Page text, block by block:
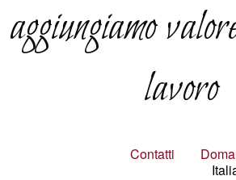
aggiungiamo
lavoro
Contatti